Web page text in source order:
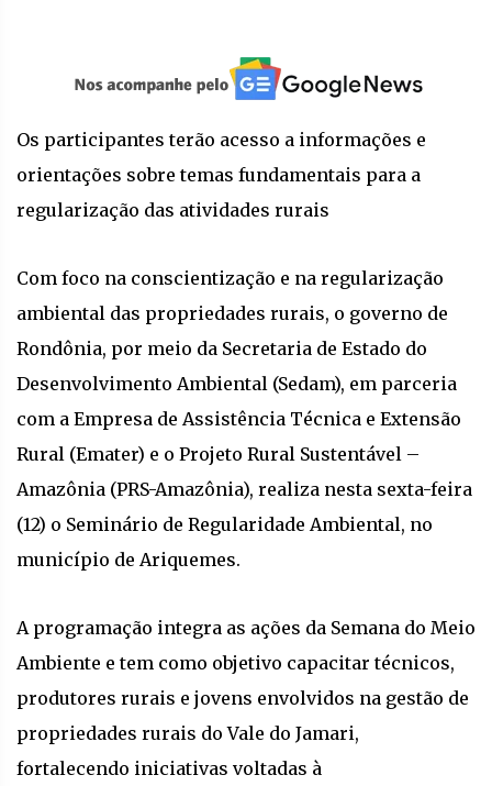
Os participantes terão acesso a informações e
orientações sobre temas fundamentais para a
regularização das atividades rurais
Com foco na conscientização e na regularização
ambiental das propriedades rurais, o governo de
Rondônia, por meio da Secretaria de Estado do
Desenvolvimento Ambiental (Sedam), em parceria
com a Empresa de Assistência Técnica e Extensão
Rural (Emater) e o Projeto Rural Sustentável –
Amazônia (PRS-Amazônia), realiza nesta sexta-feira
(12) o Seminário de Regularidade Ambiental, no
município de Ariquemes.
A programação integra as ações da Semana do Meio
Ambiente e tem como objetivo capacitar técnicos,
produtores rurais e jovens envolvidos na gestão de
propriedades rurais do Vale do Jamari,
fortalecendo iniciativas voltadas à